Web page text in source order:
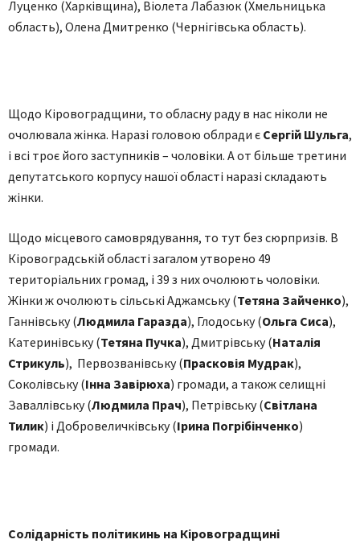
Луценко (Харківщина), Віолета Лабазюк (Хмельницька
область), Олена Дмитренко (Чернігівська область).
Щодо Кіровоградщини, то обласну раду в нас ніколи не
очолювала жінка. Наразі головою облради є Сергій Шульга,
і всі троє його заступників – чоловіки. А от більше третини
депутатського корпусу нашої області наразі складають
жінки.
Щодо місцевого самоврядування, то тут без сюрпризів. В
Кіровоградській області загалом утворено 49
територіальних громад, і 39 з них очолюють чоловіки.
Жінки ж очолюють сільські Аджамську (Тетяна Зайченко),
Ганнівську (Людмила Гаразда), Глодоську (Ольга Сиса),
Катеринівську (Тетяна Пучка), Дмитрівську (Наталія
Стрикуль), Первозванівську (Прасковія Мудрак),
Соколівську (Інна Завірюха) громади, а також селищні
Заваллівську (Людмила Прач), Петрівську (Світлана
Тилик) і Добровеличківську (Ірина Погрібінченко)
громади.
Солідарність політикинь на Кіровоградщині